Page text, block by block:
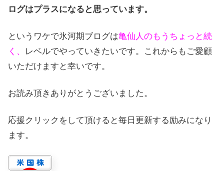
ログはプラスになると思っています。
というワケで氷河期ブログは亀仙人のもうちょっと続
く、
レベルでやっていきたいです。これからもご愛顧
いただけますと幸いです。
お読み頂きありがとうございました。
応援クリックをして頂けると毎日更新する励みになり
ます。